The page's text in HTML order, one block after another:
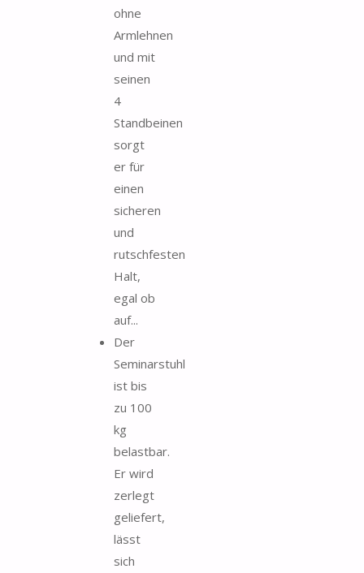
ohne
Armlehnen
und mit
seinen
4
Standbeinen
sorgt
er für
einen
sicheren
und
rutschfesten
Halt,
egal ob
auf...
Der
Seminarstuhl
ist bis
zu 100
kg
belastbar.
Er wird
zerlegt
geliefert,
lässt
sich